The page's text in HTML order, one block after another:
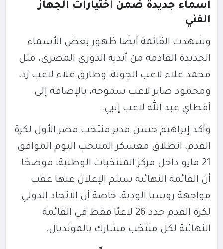
أسماء جديدة ضمن اختيارات الجهاز
الفني
وشهدت القائمة أيضًا ظهور بعض الأسماء
الجديدة القادمة من أندية الدوري المصري، مثل
محمد علاء لاعب الجونة، وطارق علاء لاعب زد،
ومحمود صابر لاعب سموحة، بالإضافة إلى
أقطاي عبد الله لاعب إنبي.
وأكد إبراهيم حسن مدير منتخب مصر الأول لكرة
القدم، انطلاق معسكر المنتخب اليوم الموافق
21 مايو داخل مركز المنتخبات الوطنية، موضحًا
أن القائمة النهائية سيتم الإعلان عنها عقب
مواجهة روسيا الودية، خاصة أن الاتحاد الدولي
لكرة القدم حدد 26 لاعبًا فقط في القائمة
النهائية لكل منتخب مشارك بالمونديال.